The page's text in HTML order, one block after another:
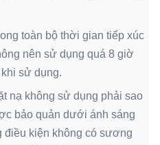
toàn bộ thời gian tiếp xúc
nên sử dụng quá 8 giờ
sử dụng.
nạ không sử dụng phải sao
bảo quản dưới ánh sáng
điều kiện không có sương